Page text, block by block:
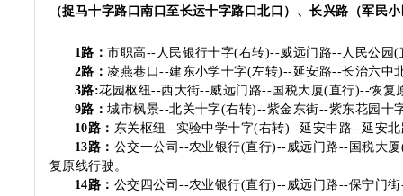
（捉马十字路口南口至长运十字路口北口）、长兴路（军民
1路：市职高-- 人民银行十字(右转)--威远门路--人民公园(
2路：凌燕巷口--建东小学十字(左转)--延安路--长治六中
3路:花园枢纽--西大街--威远门路--国税大厦(直行)--恢复
9路：城市枫景--北关十字(右转)--紫金东街--紫东花园十
10路： 东关枢纽 --实验中学十字(右转)--延安中路--延安
13路： 公交一公司--农业银行(直行)--威远门路-- 国税大厦
复原线行驶。
14路： 公交四公司--农业银行(直行)--威远门路--保宁门